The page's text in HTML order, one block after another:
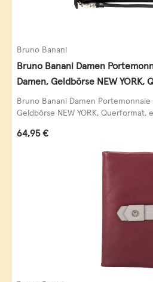
Bruno Banani
Bruno Banani Damen
Damen, Geldbörse NEW
schwarz
Bruno Banani Damen
Geldbörse NEW YORK, Querformat,
Regulärer Preis:
64,95 €